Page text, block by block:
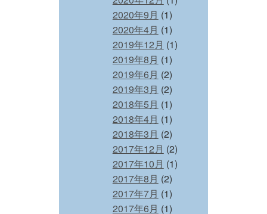
2020年9月 (1)
2020年4月 (1)
2019年12月 (1)
2019年8月 (1)
2019年6月 (2)
2019年3月 (2)
2018年5月 (1)
2018年4月 (1)
2018年3月 (2)
2017年12月 (2)
2017年10月 (1)
2017年8月 (2)
2017年7月 (1)
2017年6月 (1)